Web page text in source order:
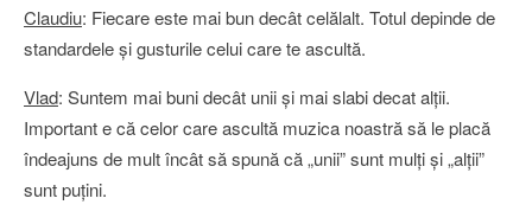
Claudiu: Fiecare este mai bun decât celălalt. Totul depinde de
standardele şi gusturile celui care te ascultă.
Vlad: Suntem mai buni decât unii şi mai slabi decat alţii.
Important e că celor care ascultă muzica noastră să le placă
îndeajuns de mult încât să spună că „unii” sunt mulţi şi „alţii”
sunt puţini.